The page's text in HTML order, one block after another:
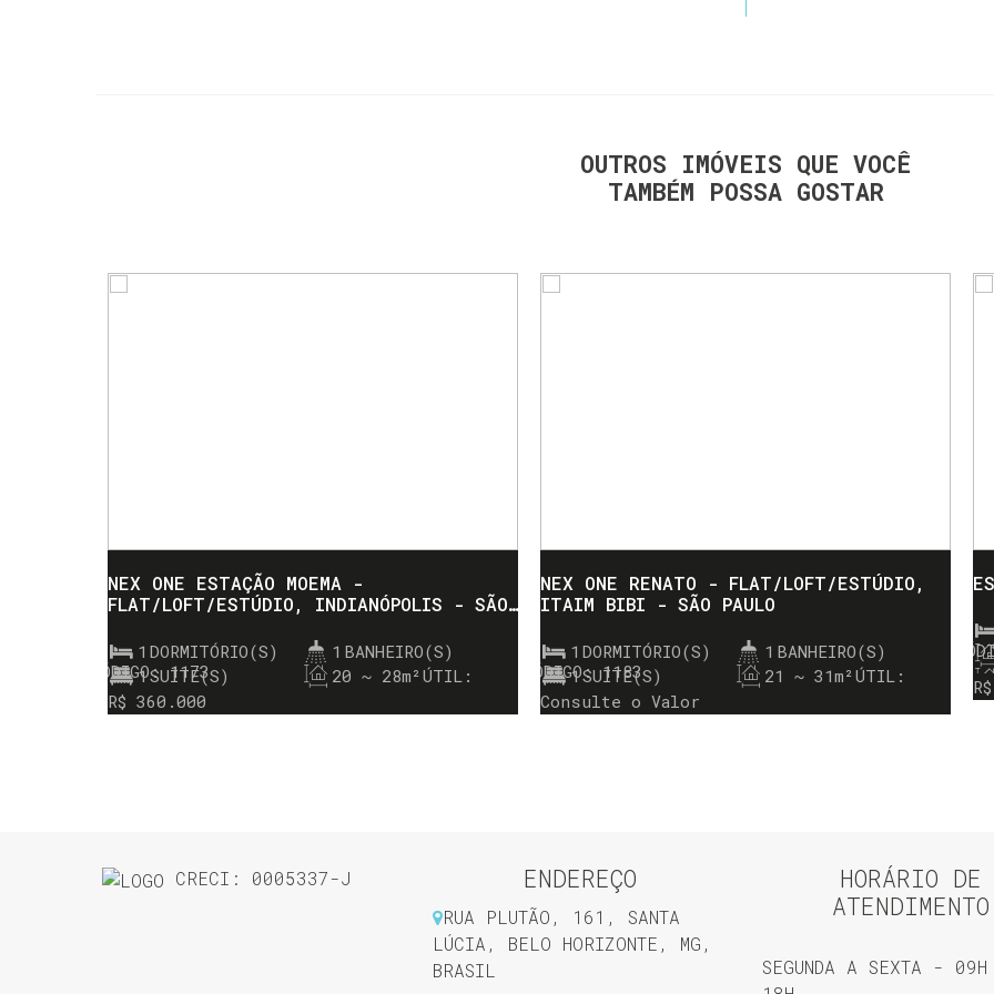
OUTROS IMÓVEIS QUE VOCÊ
TAMBÉM POSSA GOSTAR
1173
NEX ONE ESTAÇÃO MOEMA -
FLAT/LOFT/ESTÚDIO, INDIANÓPOLIS - SÃO
R$ 360.000
1 DORMITÓRIO(S) 1 BANHEIRO(S)
1SUÍTE(S) ÚTIL:
20 ~ 28m² 1183
NEX ONE RENATO - FLAT/LOFT/ESTÚDIO,
ITAIM BIBI - SÃO PAULO
Consulte o Valor
1 DORMITÓRIO(S) 1 BANHEIRO(S)
1SUÍTE(S) ÚTIL:
21 ~ 31m² R$
CRECI: 0005337-J ENDEREÇO
RUA PLUTÃO , 161 ,
SANTA
LÚCIA , BELO HORIZONTE , MG ,
BRASIL
HORÁRIO DE
ATENDIMENTO
SEGUNDA A SEXTA - 09H